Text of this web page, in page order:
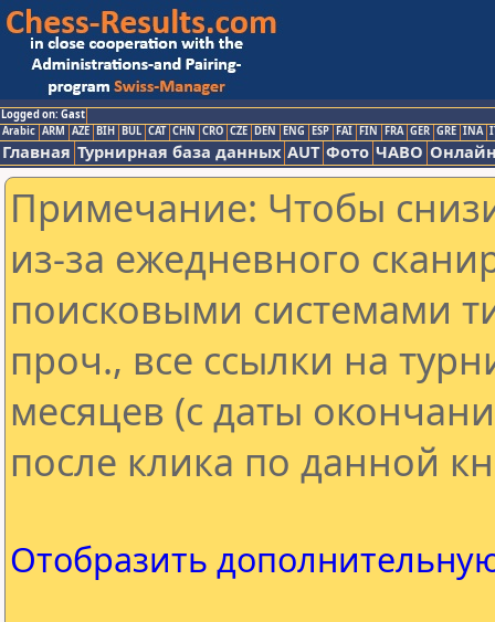
Logged on: Gast
Arabic ARM AZE BIH BUL CAT CHN CRO CZE DEN ENG ESP FAI FIN FRA GER GRE INA
Главная Турнирная база данных AUT Фото ЧАВО
Примечание: Чтобы
из-за ежедневного
поисковыми системами
проч., все ссылки на
месяцев (с даты
после клика по данной
Отобразить